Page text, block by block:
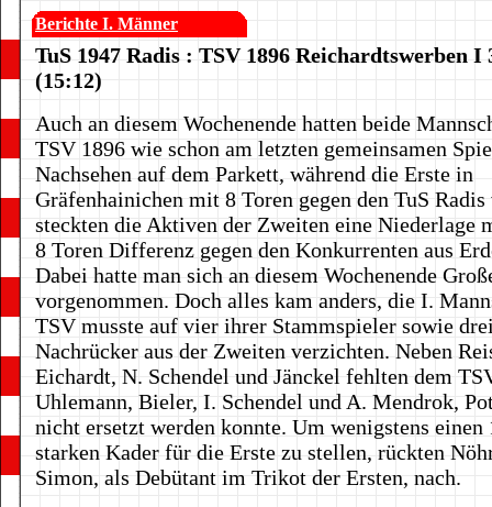
Berichte I. Männer
TuS 1947 Radis : TSV 1896 Reichardtswerben I
(15:12)
Auch an diesem Wochenende hatten beide
TSV 1896 wie schon am letzten gemeinsamen
Nachsehen auf dem Parkett, während die Erste in
Gräfenhainichen mit 8 Toren gegen den TuS
steckten die Aktiven der Zweiten eine Niederlage
8 Toren Differenz gegen den Konkurrenten aus
Dabei hatte man sich an diesem Wochenende
vorgenommen. Doch alles kam anders, die I.
TSV musste auf vier ihrer Stammspieler sowie
Nachrücker aus der Zweiten verzichten. Neben
Eichardt, N. Schendel und Jänckel fehlten dem
Uhlemann, Bieler, I. Schendel und A. Mendrok,
nicht ersetzt werden konnte. Um wenigstens einen
starken Kader für die Erste zu stellen, rückten
Simon, als Debütant im Trikot der Ersten, nach.